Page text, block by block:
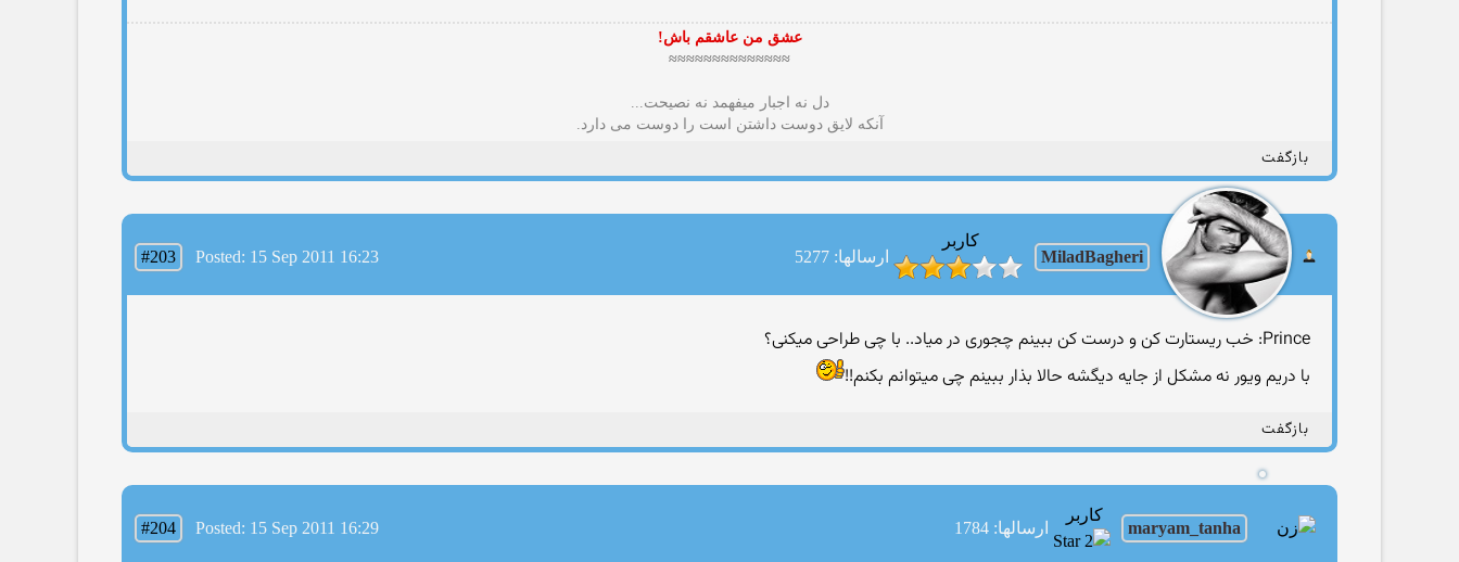
عشق من عاشقم باش!
≈≈≈≈≈≈≈≈≈≈≈≈≈≈
دل نه اجبار میفهمد نه نصیحت...
آنکه لایق دوست داشتن است را دوست می دارد.
بازگفت
MiladBagheri
کاربر
ارسالها: 5277
#203 Posted: 15 Sep 2011 16:23
Prince: خب ریستارت كن و درست كن ببینم چجوری در میاد.. با چی طراحی میكنی؟
با دریم ویور نه مشكل از جایه دیگشه حالا بذار ببینم چی میتوانم بكنم!!
بازگفت
maryam_tanha
کاربر
ارسالها: 1784 #204 Posted: 15 Sep 2011 16:29